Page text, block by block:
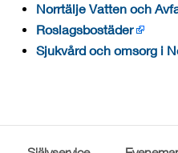
Norrtälje Vatten och
Roslagsbostäder
Sjukvård och omsorg i